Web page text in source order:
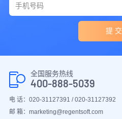
提 交
全国服务热线
400-888-5039
电 话：020-31127391 / 020-31127392
邮 箱：marketing@regentsoft.com